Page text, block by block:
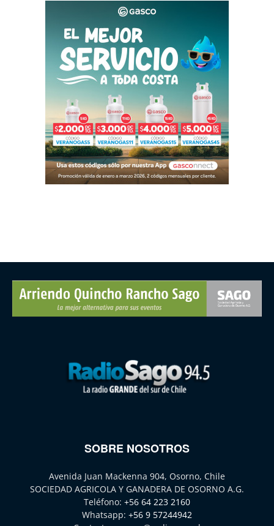
SOBRE NOSOTROS
Avenida Juan Mackenna 904, Osorno, Chile
SOCIEDAD AGRICOLA Y GANADERA DE OSORNO A.G.
Teléfono: +56 64 223 2160
Whatsapp: +56 9 57244942